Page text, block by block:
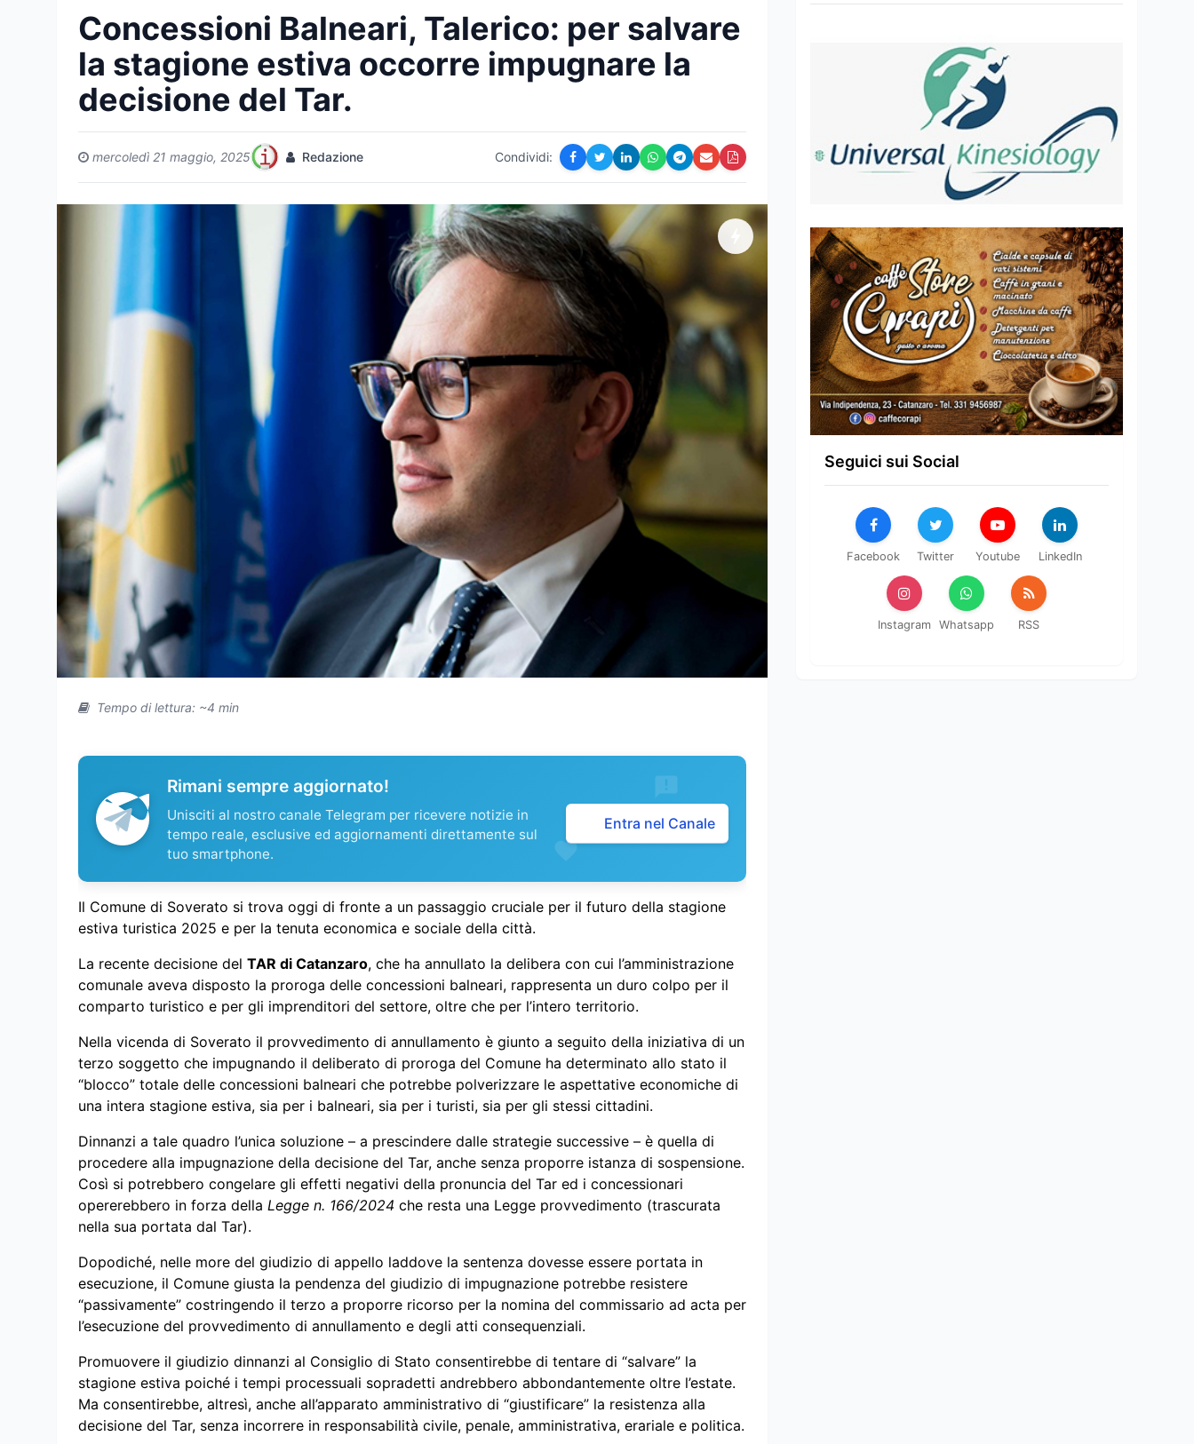
Concessioni Balneari, Talerico: per salvare
la stagione estiva occorre impugnare la
decisione del Tar.
mercoledì 21 maggio, 2025 Redazione Condividi:
Tempo di lettura: ~4 min
Rimani sempre aggiornato!
Unisciti al nostro canale Telegram per ricevere notizie in
tempo reale, esclusive ed aggiornamenti direttamente sul
tuo smartphone.
Entra nel Canale
Il Comune di Soverato si trova oggi di fronte a un passaggio cruciale per il futuro della stagione
estiva turistica 2025 e per la tenuta economica e sociale della città.
La recente decisione del TAR di Catanzaro, che ha annullato la delibera con cui l’amministrazione
comunale aveva disposto la proroga delle concessioni balneari, rappresenta un duro colpo per il
comparto turistico e per gli imprenditori del settore, oltre che per l’intero territorio.
Nella vicenda di Soverato il provvedimento di annullamento è giunto a seguito della iniziativa di un
terzo soggetto che impugnando il deliberato di proroga del Comune ha determinato allo stato il
“blocco” totale delle concessioni balneari che potrebbe polverizzare le aspettative economiche di
una intera stagione estiva, sia per i balneari, sia per i turisti, sia per gli stessi cittadini.
Dinnanzi a tale quadro l’unica soluzione – a prescindere dalle strategie successive – è quella di
procedere alla impugnazione della decisione del Tar, anche senza proporre istanza di sospensione.
Così si potrebbero congelare gli effetti negativi della pronuncia del Tar ed i concessionari
opererebbero in forza della Legge n. 166/2024 che resta una Legge provvedimento (trascurata
nella sua portata dal Tar).
Dopodiché, nelle more del giudizio di appello laddove la sentenza dovesse essere portata in
esecuzione, il Comune giusta la pendenza del giudizio di impugnazione potrebbe resistere
“passivamente” costringendo il terzo a proporre ricorso per la nomina del commissario ad acta per
l’esecuzione del provvedimento di annullamento e degli atti consequenziali.
Promuovere il giudizio dinnanzi al Consiglio di Stato consentirebbe di tentare di “salvare” la
stagione estiva poiché i tempi processuali sopradetti andrebbero abbondantemente oltre l’estate.
Ma consentirebbe, altresì, anche all’apparato amministrativo di “giustificare” la resistenza alla
decisione del Tar, senza incorrere in responsabilità civile, penale, amministrativa, erariale e politica.
Seguici sui Social
Facebook Twitter Youtube LinkedIn
Instagram Whatsapp RSS